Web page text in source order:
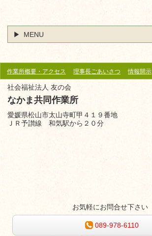
MENU
作業所概要・アクセス 理事長ごあいさつ 情報開示
社会福祉法人 友の会
なかま共同作業所
愛媛県松山市太山寺町甲４１９番地
ＪＲ予讃線 和気駅から ２０分
お気軽にお問合せ下さい
089-978-6110